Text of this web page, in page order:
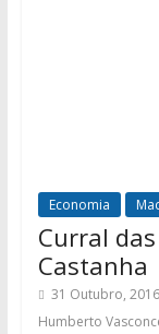
Economia
Curral
Castanha
31 Outubro, 2016
Humberto